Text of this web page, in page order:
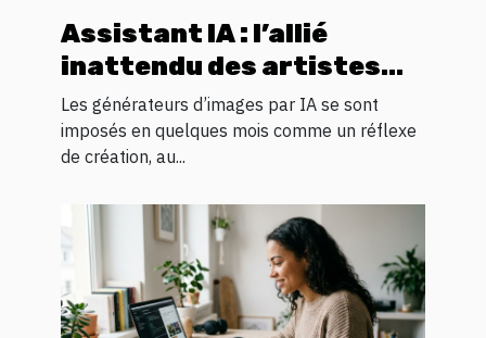
Assistant IA : l’allié
inattendu des artistes
numériques en quête
d’inspiration visuelle
Les générateurs d’images par IA se sont
imposés en quelques mois comme un réflexe
de création, au...